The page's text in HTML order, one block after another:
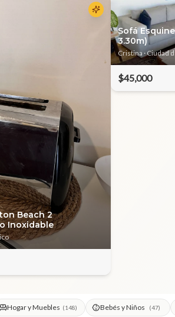
Beach 2
Inoxidable
Sofá
3.30m)
Cristina· Ciudad
$45,000
Hogar y Muebles (148) Bebés y Niños (47)